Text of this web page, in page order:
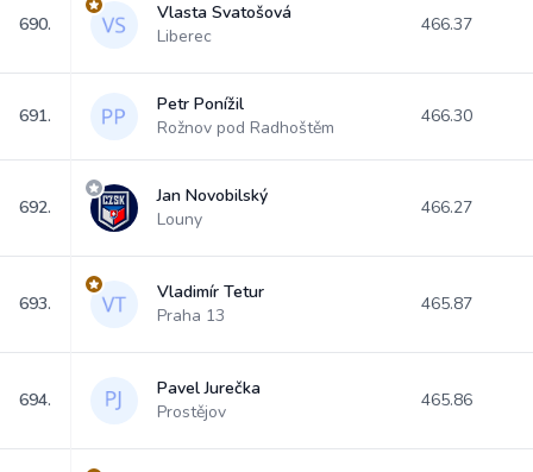
690.
Vlasta Svatošová
Liberec
466.37
691.
Petr Ponížil
Rožnov pod Radhoštěm
466.30
692.
Jan Novobilský
Louny
466.27
693.
Vladimír Tetur
Praha 13
465.87
694.
Pavel Jurečka
Prostějov
465.86